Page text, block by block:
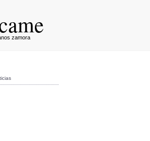
zamora